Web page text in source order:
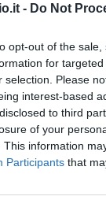
- Do Not
opt-out of the
for
selection. Please
interest-based
to third
of your
This information
Participants that
finita
Boye